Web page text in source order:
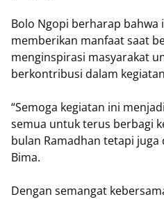
Bolo Ngopi berharap bahwa
memberikan manfaat saat
menginspirasi masyarakat
berkontribusi dalam
“Semoga kegiatan ini
semua untuk terus berbagi
bulan Ramadhan tetapi
Bima.
Dengan semangat